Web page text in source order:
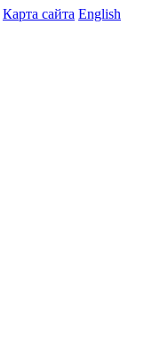
Карта сайта English